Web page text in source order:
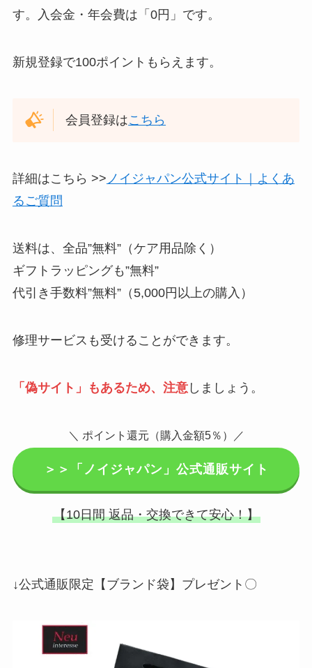
す。入会金・年会費は「0円」です。
新規登録で100ポイントもらえます。
会員登録はこちら
詳細はこちら >> ノイジャパン公式サイト｜よくあ
るご質問
送料は、全品”無料”（ケア用品除く）
ギフトラッピングも”無料”
代引き手数料”無料”（5,000円以上の購入）
修理サービスも受けることができます。
「偽サイト」もあるため、注意しましょう。
＼ ポイント還元（購入金額5％）／
＞＞「ノイジャパン」公式通販サイト
【10日間 返品・交換できて安心！】
↓公式通販限定【ブランド袋】プレゼント〇